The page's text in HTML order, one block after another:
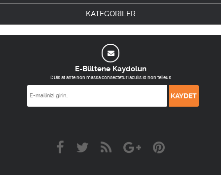
KATEGORİLER
E-Bültene Kaydolun
DUis at ante non massa consectetur iaculis id non telleus